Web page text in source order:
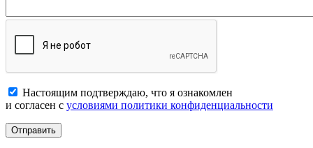
Настоящим подтверждаю, что я ознакомлен
и согласен с условиями политики конфиденциальности
Отправить